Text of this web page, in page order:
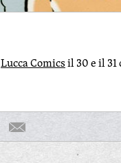
Lucca Comicsil 30 e il